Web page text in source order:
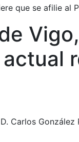
que se afilie al
Carlos González